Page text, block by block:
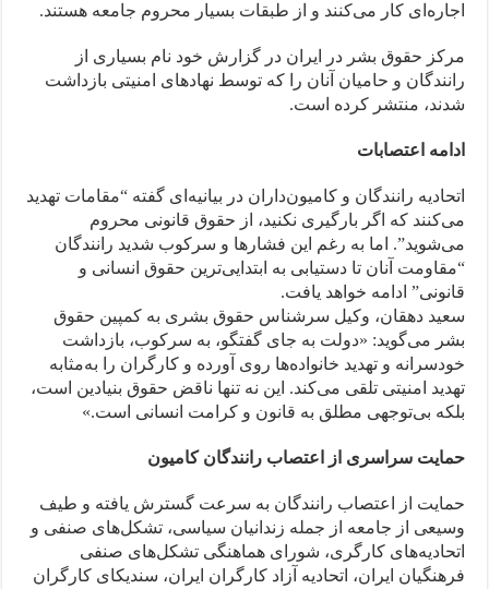
اجاره‌ای کار می‌کنند و از طبقات بسیار محروم جامعه‌ هستند.
مرکز حقوق بشر در ایران در گزارش خود نام بسیاری از
رانندگان و حامیان آنان را که توسط نهادهای امنیتی بازداشت
شدند، منتشر کرده است.
ادامه اعتصابات
اتحادیه رانندگان و کامیون‌داران در بیانیه‌ای گفته “مقامات تهدید
می‌کنند که اگر بارگیری نکنید، از حقوق قانونی محروم
می‌شوید”. اما به رغم این فشارها و سرکوب شدید رانندگان
“مقاومت آنان تا دستیابی به ابتدایی‌ترین حقوق انسانی و
قانونی‌” ادامه خواهد یافت.
سعید دهقان، وکیل سرشناس حقوق بشری به کمپین حقوق
بشر می‌گوید: «دولت به جای گفتگو، به سرکوب، بازداشت
خودسرانه و تهدید خانواده‌ها روی آورده و کارگران را به‌مثابه
تهدید امنیتی تلقی می‌کند. این نه‌ تنها ناقض حقوق بنیادین است،
بلکه بی‌توجهی مطلق به قانون و کرامت انسانی است.»
حمایت سراسری از اعتصاب رانندگان کامیون
حمایت از اعتصاب رانندگان به‌ سرعت گسترش یافته و طیف
وسیعی از جامعه از جمله زندانیان سیاسی، تشکل‌های صنفی و
اتحادیه‌های کارگری، شورای هماهنگی تشکل‌های صنفی
فرهنگیان ایران، اتحادیه آزاد کارگران ایران، سندیکای کارگران